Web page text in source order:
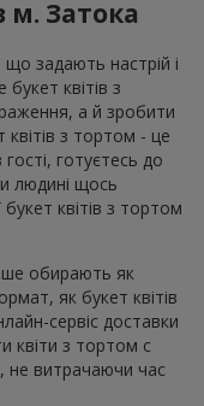
м. Затока
задають настрій і
квітів з
а й зробити
з тортом - це
готуєтесь до
людині щось
квітів з тортом
обирають як
як букет квітів
сервіс доставки
квіти з тортом с
не витрачаючи час